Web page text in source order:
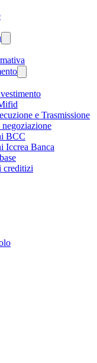
e Trasmissione
negoziazione
BCC
Iccrea Banca
creditizi